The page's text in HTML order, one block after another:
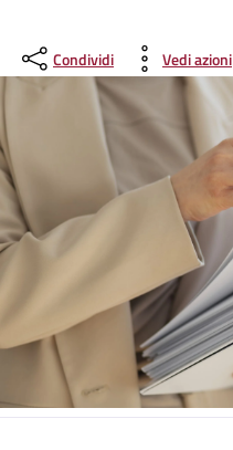
Condividi Vedi azioni